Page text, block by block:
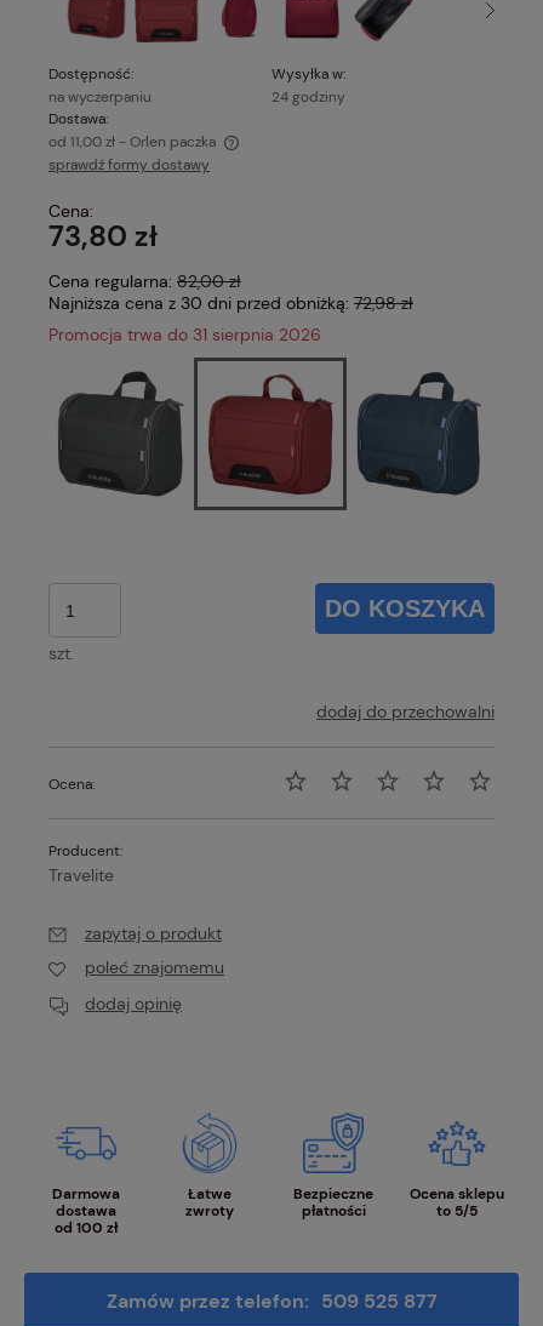
Dostępność:
na wyczerpaniu
Wysyłka w:
24 godziny
Dostawa:
od 11,00 zł - Orlen paczka
Cena nie zawiera ewentualnych kosztów płatności
sprawdź formy dostawy
Cena:
73,80 zł
Cena regularna: 82,00 zł
Najniższa cena z 30 dni przed obniżką: 72,98 zł
Promocja trwa do 31 sierpnia 2026
szt.
DO KOSZYKA
dodaj do przechowalni
Ocena:
Producent:
Travelite
zapytaj o produkt
poleć znajomemu
dodaj opinię
Darmowa
dostawa
od 100 zł
Łatwe
zwroty
Bezpieczne
płatności
Ocena sklepu
to 5/5
Zamów przez telefon: 509 525 877